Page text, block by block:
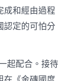
成和經由過程
認定的可怕分
起配合。接待